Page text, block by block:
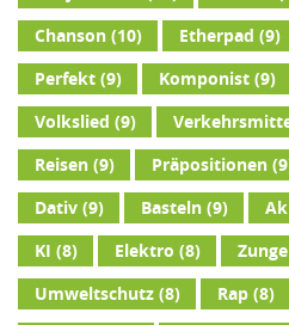
Chanson(10) Etherpad (9)
Perfekt(9) Komponist(9)
Volkslied (9)
Reisen(9) Präpositionen
Dativ(9) Basteln(9)
KI (8) Elektro (8)
Umweltschutz(8) Rap(8)